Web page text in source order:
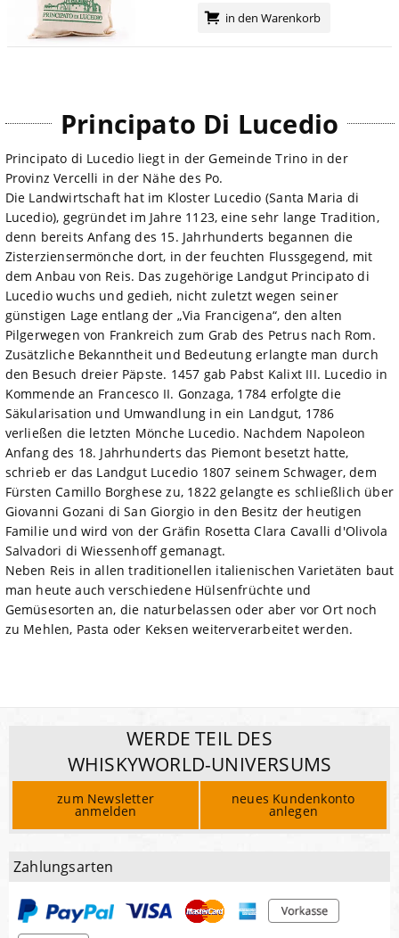
in den Warenkorb
Principato Di Lucedio
Principato di Lucedio liegt in der Gemeinde Trino in der
Provinz Vercelli in der Nähe des Po.
Die Landwirtschaft hat im Kloster Lucedio (Santa Maria di
Lucedio), gegründet im Jahre 1123, eine sehr lange Tradition,
denn bereits Anfang des 15. Jahrhunderts begannen die
Zisterziensermönche dort, in der feuchten Flussgegend, mit
dem Anbau von Reis. Das zugehörige Landgut Principato di
Lucedio wuchs und gedieh, nicht zuletzt wegen seiner
günstigen Lage entlang der „Via Francigena“, den alten
Pilgerwegen von Frankreich zum Grab des Petrus nach Rom.
Zusätzliche Bekanntheit und Bedeutung erlangte man durch
den Besuch dreier Päpste. 1457 gab Pabst Kalixt III. Lucedio in
Kommende an Francesco II. Gonzaga, 1784 erfolgte die
Säkularisation und Umwandlung in ein Landgut, 1786
verließen die letzten Mönche Lucedio. Nachdem Napoleon
Anfang des 18. Jahrhunderts das Piemont besetzt hatte,
schrieb er das Landgut Lucedio 1807 seinem Schwager, dem
Fürsten Camillo Borghese zu, 1822 gelangte es schließlich über
Giovanni Gozani di San Giorgio in den Besitz der heutigen
Familie und wird von der Gräfin Rosetta Clara Cavalli d'Olivola
Salvadori di Wiessenhoff gemanagt.
Neben Reis in allen traditionellen italienischen Varietäten baut
man heute auch verschiedene Hülsenfrüchte und
Gemüsesorten an, die naturbelassen oder aber vor Ort noch
zu Mehlen, Pasta oder Keksen weiterverarbeitet werden.
WERDE TEIL DES
WHISKYWORLD-UNIVERSUMS
zum Newsletter
anmelden
neues Kundenkonto
anlegen
Zahlungsarten